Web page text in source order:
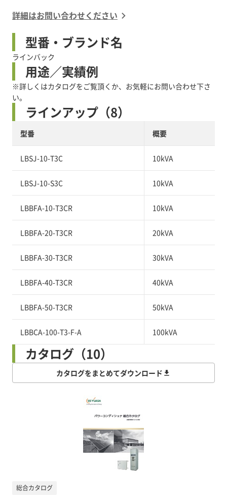
詳細はお問い合わせください
型番・ブランド名
ラインバック
用途／実績例
※詳しくはカタログをご覧頂くか、お気軽にお問い合わせ下さ
い。
ラインアップ（8）
型番 概要
LBSJ-10-T3C 10kVA
LBSJ-10-S3C 10kVA
LBBFA-10-T3CR 10kVA
LBBFA-20-T3CR 20kVA
LBBFA-30-T3CR 30kVA
LBBFA-40-T3CR 40kVA
LBBFA-50-T3CR 50kVA
LBBCA-100-T3-F-A 100kVA
カタログ（10）
カタログをまとめてダウンロード
総合カタログ